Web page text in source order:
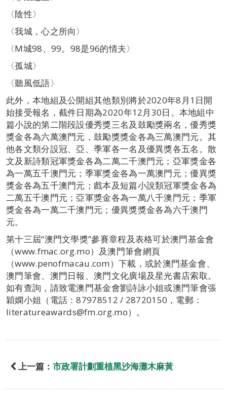
〈陰性〉
〈我城，心之所向〉
〈M城98、99。98是96的情夫〉
〈孤城〉
〈聽風低語〉
此外，本地組及公開組其他類別將於2020年8月1日開
始接受報名，截件日期為2020年12月30日。本地組中
篇小說的第二階段設優秀獎三名及鼓勵獎兩名，優秀獎
獎金各為六萬澳門元，鼓勵獎獎金各為三萬澳門元。其
他各文類分設冠、亞、季軍各一名及優異獎各五名。散
文及新詩類冠軍獎金各為二萬二千澳門元；亞軍獎金各
為一萬五千澳門元；季軍獎金各為一萬澳門元；優異獎
獎金各為五千澳門元；戲本及短篇小說類冠軍獎金各為
二萬五千澳門元；亞軍獎金各為一萬八千澳門元；季軍
獎金各為一萬二千澳門元；優異獎獎金各為六千澳門
元。
第十三屆“澳門文學獎”參賽章程及表格可於澳門基金會
（www.fmac.org.mo）及澳門筆會網頁
（www.penofmacau.com）下載，或於澳門基金會、
澳門筆會、澳門日報、澳門文化廣場及星光書店索取。
如有查詢，請致電澳門基金會劉詩詠小姐或澳門筆會張
穎嫻小姐（電話：87978512 / 28720150，電郵：
literatureawards@fm.org.mo）。
上一篇： 市政署計劃重植黑沙海灘木麻黃